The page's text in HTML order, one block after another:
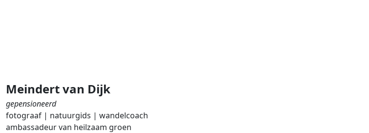
Meindert van Dijk
gepensioneerd
fotograaf | natuurgids | wandelcoach
ambassadeur van heilzaam groen